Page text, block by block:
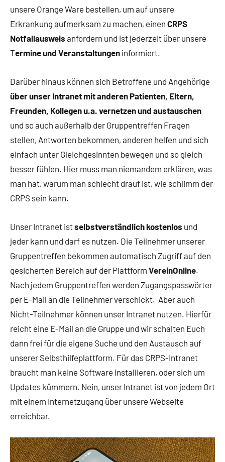
unsere Orange Ware bestellen, um auf unsere
Erkrankung aufmerksam zu machen, einen CRPS
Notfallausweis anfordern und ist jederzeit über unsere
Termine und Veranstaltungen informiert.
Darüber hinaus können sich Betroffene und Angehörige
über unser Intranet mit anderen Patienten, Eltern,
Freunden, Kollegen u.a. vernetzen und austauschen
und so auch außerhalb der Gruppentreffen Fragen
stellen, Antworten bekommen, anderen helfen und sich
einfach unter Gleichgesinnten bewegen und so gleich
besser fühlen. Hier muss man niemandem erklären, was
man hat, warum man schlecht drauf ist, wie schlimm der
CRPS sein kann.
Unser Intranet istselbstverständlich kostenlos und
jeder kann und darf es nutzen. Die Teilnehmer unserer
Gruppentreffen bekommen automatisch Zugriff auf den
gesicherten Bereich auf der Plattform VereinOnline.
Nach jedem Gruppentreffen werden Zugangspasswörter
per E-Mail an die Teilnehmer verschickt. Aber auch
Nicht-Teilnehmer können unser Intranet nutzen. Hierfür
reicht eine E-Mail an die Gruppe und wir schalten Euch
dann frei für die eigene Suche und den Austausch auf
unserer Selbsthilfeplattform. Für das CRPS-Intranet
braucht man keine Software installieren, oder sich um
Updates kümmern. Nein, unser Intranet ist von jedem Ort
mit einem Internetzugang über unsere Webseite
erreichbar.